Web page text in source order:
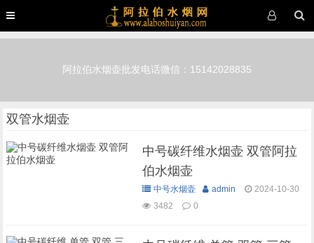
阿拉伯水烟壶批发电话微信：15142028835
双管水烟壶
中号碳纤维水烟壶 双管阿拉
伯水烟壶
中号水烟壶 admin
2024-10-30
3482
0